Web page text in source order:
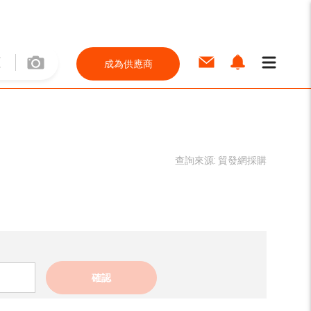
成為供應商
查詢來源: 貿發網採購
確認